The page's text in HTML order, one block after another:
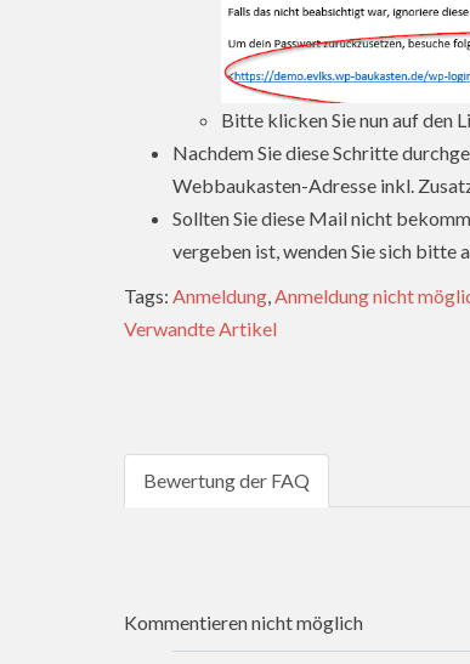
Bitte klicken Sie nun auf den
Nachdem Sie diese Schritte
Webbaukasten-Adresse inkl.
Sollten Sie diese Mail nicht
vergeben ist, wenden Sie sich bitte
Tags: Anmeldung,Anmeldung nicht
Verwandte Artikel
Bewertung der FAQ
Kommentieren nicht möglich